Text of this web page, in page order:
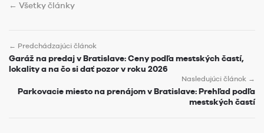
← Všetky články
← Predchádzajúci článok
Garáž na predaj v Bratislave: Ceny podľa mestských častí,
lokality a na čo si dať pozor v roku 2026
Nasledujúci článok →
Parkovacie miesto na prenájom v Bratislave: Prehľad podľa
mestských častí